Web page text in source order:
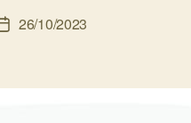
Ημ.26/10/2023